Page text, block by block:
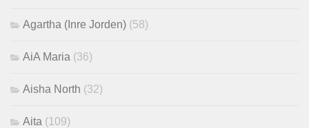
Agartha (Inre Jorden) (58)
AiA Maria (36)
Aisha North (32)
Aita (109)